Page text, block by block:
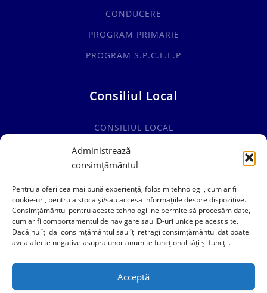
Administrează
consimțământul
Pentru a oferi cea mai bună experiență, folosim tehnologii, cum ar fi
cookie-uri, pentru a stoca și/sau accesa informațiile despre dispozitive.
Consimțământul pentru aceste tehnologii ne permite să procesăm date,
cum ar fi comportamentul de navigare sau ID-uri unice pe acest site.
Dacă nu îți dai consimțământul sau îți retragi consimțământul dat poate
avea afecte negative asupra unor anumite funcționalități și funcții.
Acceptă
CONDUCERE
PROGRAM PRIMARIE
PROGRAM S.P.C.L.E.P
Consiliul Local
CONSILIUL LOCAL
COMISII SPECIALITATE
HOTĂRÂRI CONSILIUL LOCAL
0241769101